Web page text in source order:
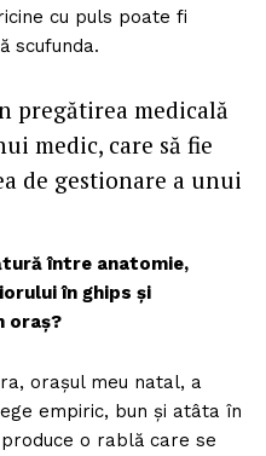
cu puls poate fi
scufunda.
pregătirea medicală
medic, care să fie
de gestionare a unui
între anatomie,
în ghips și
oraș?
orașul meu natal, a
empiric, bun și atâta în
o rablă care se